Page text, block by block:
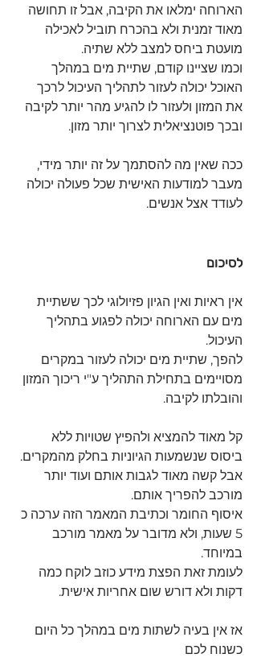
הארוחה ימלאו את הקיבה, אבל זו תחושה
מאוד זמנית ולא בהכרח תוביל לאכילה
מועטת ביחס למצב ללא שתיה.
וכמו שציינו קודם, שתיית מים במהלך
האוכל יכולה לעזור לתהליך העיכול לרכך
את המזון ולעזור לו להגיע מהר יותר לקיבה
ובכך פוטנציאלית לצרוך יותר מזון.
ככה שאין מה להסתמך על זה יותר מידי,
מעבר למודעות האישית שכל פעולה יכולה
לעודד אצל אנשים.
לסיכום
אין ראיות ואין הגיון פזיולוגי לכך ששתיית
מים עם הארוחה יכולה לפגוע בתהליך
העיכול.
להפך, שתיית מים יכולה לעזור במקרים
מסויימים בתחילת התהליך ע"י ריכוך המזון
והובלתו לקיבה.
קל מאוד להמציא ולהפיץ שטויות ללא
ביסוס שנשמעות הגיוניות בחלק מהמקרים.
אבל קשה מאוד לגבות אותם ועוד יותר
מורכב להפריך אותם.
איסוף החומר וכתיבת המאמר הזה ערכה כ
5 שעות, ולא מדובר על מאמר מורכב
במיוחד.
לעומת זאת הפצת מידע כוזב לוקח כמה
דקות ולא דורש שום אחריות אישית.
אז אין בעיה לשתות מים במהלך כל היום
כשנוח לכם